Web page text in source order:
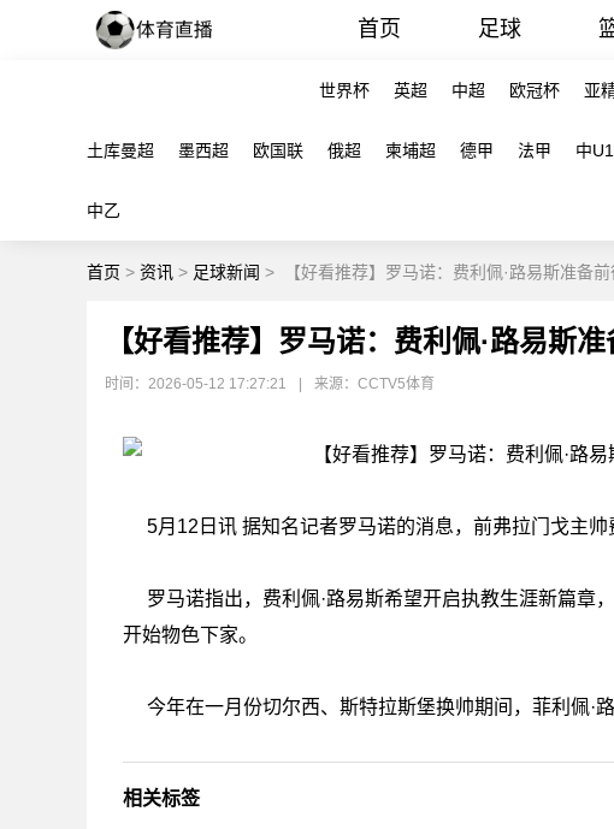
首页 足球
世界杯 英超 中超 欧冠杯 亚
土库曼超 墨西超 欧国联 俄超 柬埔超 德甲 法甲 中
中乙
首页 > 资讯 > 足球新闻 > 【好看推荐】罗马诺：费利佩·路易斯准备
【好看推荐】罗马诺：费利佩·路易斯
时间：2026-05-12 17:27:21 来源：CCTV5体育
5月12日讯 据知名记者罗马诺的消息，前弗拉门戈主帅
罗马诺指出，费利佩·路易斯希望开启执教生涯新篇章
开始物色下家。
今年在一月份切尔西、斯特拉斯堡换帅期间，菲利佩·
相关标签